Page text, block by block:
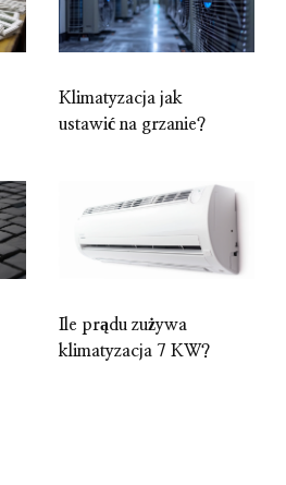
Klimatyzacja jak
ustawić na grzanie?
Ile prądu zużywa
klimatyzacja 7 KW?